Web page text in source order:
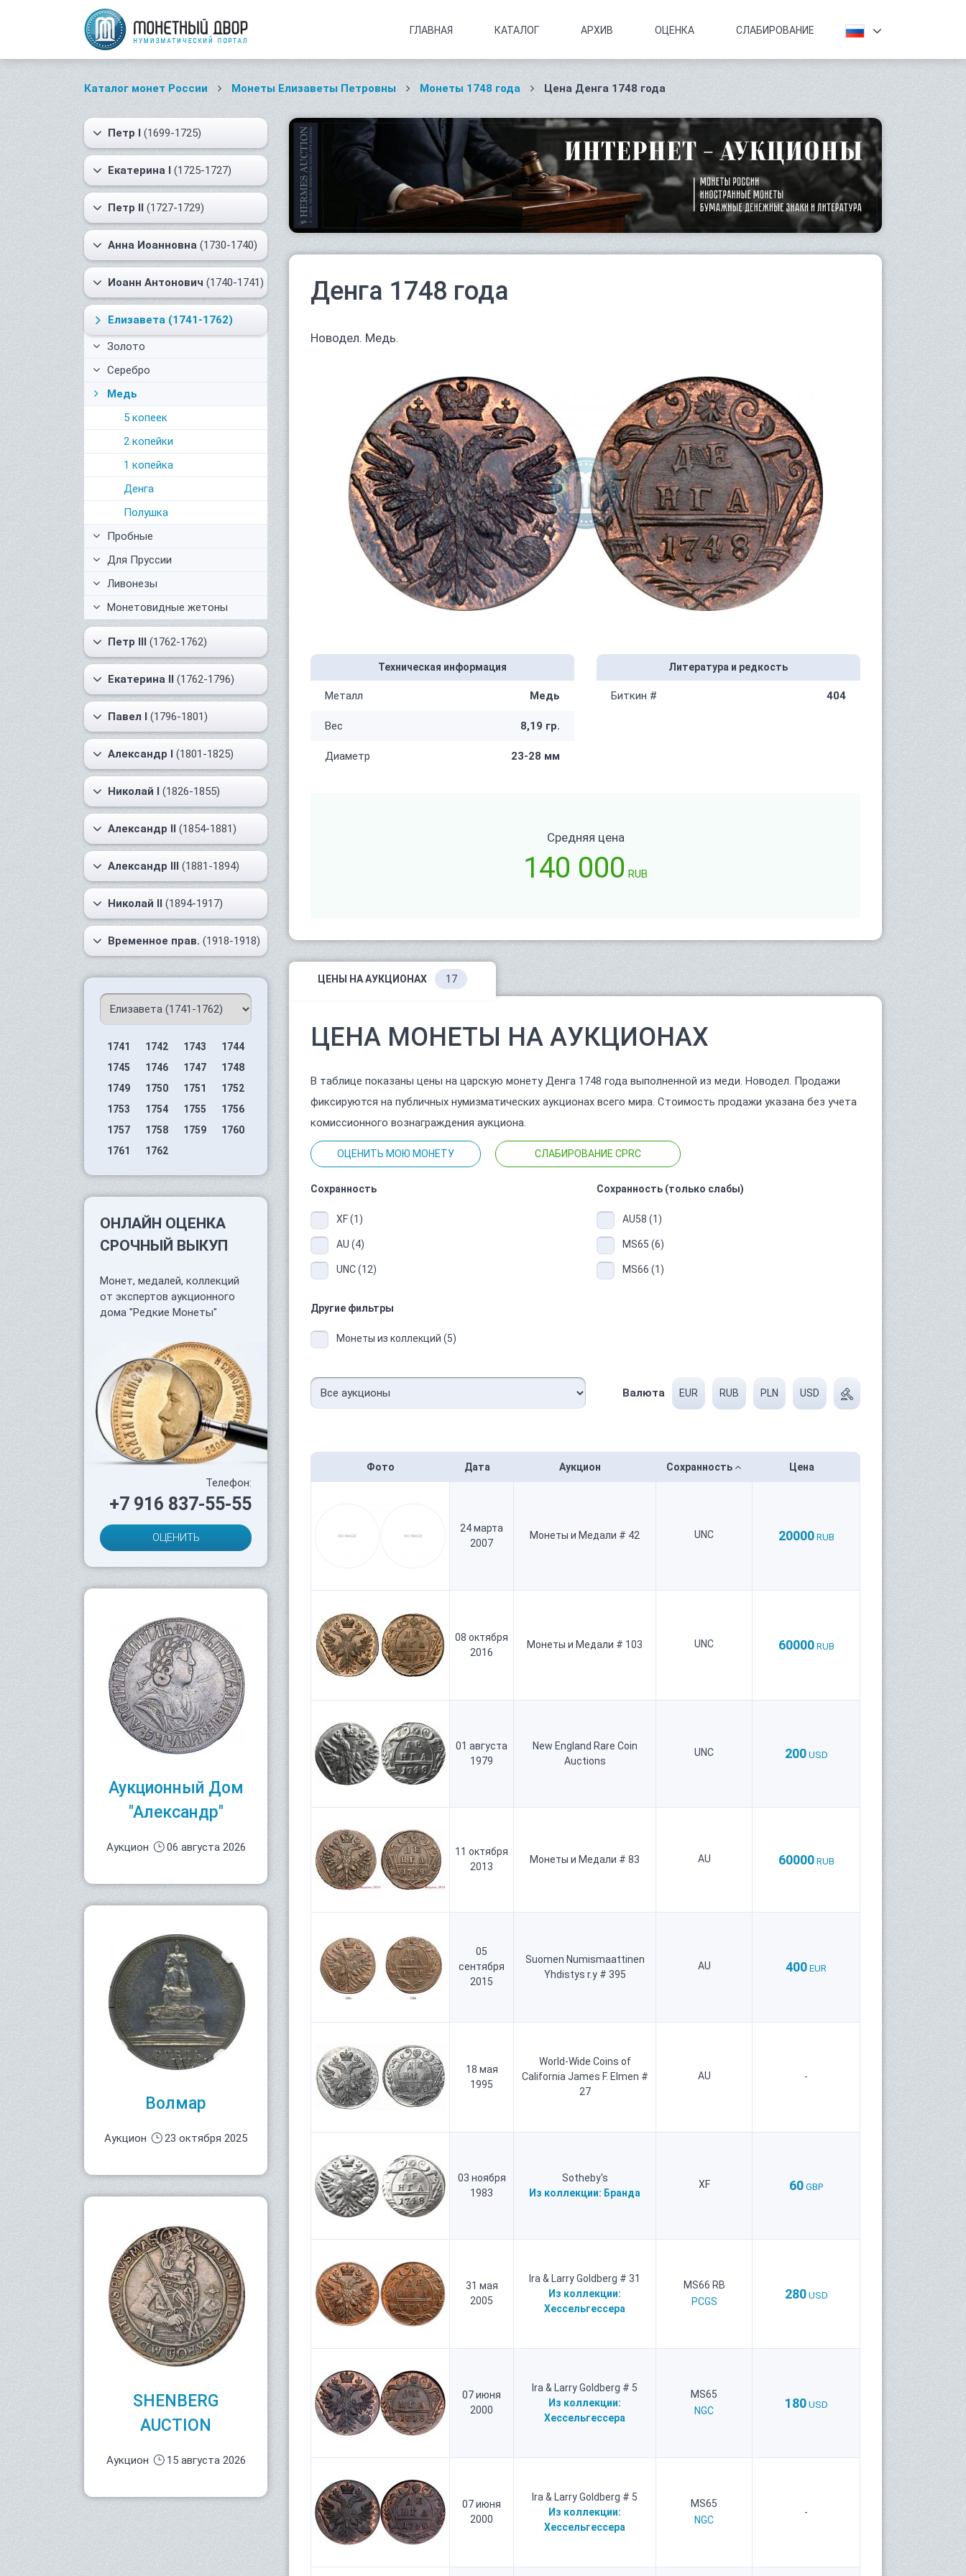
ГЛАВНАЯ КАТАЛОГ АРХИВ ОЦЕНКА СЛАБИРОВАНИЕ
Каталог монет России Монеты Елизаветы Петровны Монеты 1748 года Цена Денга 1748 года
Петр I (1699-1725)
Екатерина I (1725-1727)
Петр II (1727-1729)
Анна Иоанновна (1730-1740)
Иоанн Антонович (1740-1741)
Елизавета (1741-1762)
Золото
Серебро
Медь
5 копеек
2 копейки
1 копейка
Денга
Полушка
Пробные
Для Пруссии
Ливонезы
Монетовидные жетоны
Петр III (1762-1762)
Екатерина II (1762-1796)
Павел I (1796-1801)
Александр I (1801-1825)
Николай I (1826-1855)
Александр II (1854-1881)
Александр III (1881-1894)
Николай II (1894-1917)
Временное прав. (1918-1918)
1741 1742 1743
1744
1745
1746 1747
1748
1749
1750 1751
1752
1753
1754 1755
1756
1757
1758 1759
1760
1761
1762
ОНЛАЙН ОЦЕНКА
СРОЧНЫЙ ВЫКУП
Монет, медалей, коллекций
от экспертов аукционного
дома "Редкие Монеты"
Телефон:
+7 916 837-55-55
ОЦЕНИТЬ
Аукционный Дом
"Александр"
Аукцион 06 августа 2026
Волмар
Аукцион 23 октября 2025
SHENBERG
AUCTION
Аукцион 15 августа 2026
Денга 1748 года
Новодел. Медь.
Техническая информация
Металл Медь
Вес 8,19 гр.
Диаметр 23-28 мм
Литература и редкость
Биткин # 404
Средняя цена
140 000 RUB
ЦЕНЫ НА АУКЦИОНАХ 17
ЦЕНА МОНЕТЫ НА АУКЦИОНАХ
В таблице показаны цены на царскую монету Денга 1748 года выполненной из меди. Новодел. Продажи
фиксируются на публичных нумизматических аукционах всего мира. Стоимость продажи указана без учета
комиссионного вознаграждения аукциона.
ОЦЕНИТЬ МОЮ МОНЕТУ СЛАБИРОВАНИЕ CPRC
Сохранность
XF (1)
AU (4)
UNC (12)
Сохранность (только слабы)
AU58 (1)
MS65 (6)
MS66 (1)
Другие фильтры
Монеты из коллекций (5)
Валюта EUR RUB PLN USD
Фото Дата Аукцион Сохранность Цена
24 марта
2007
Монеты и Медали # 42 UNC 20000 RUB
08 октября
2016
Монеты и Медали # 103 UNC 60000 RUB
01 августа
1979
New England Rare Coin
Auctions
UNC 200 USD
11 октября
2013
Монеты и Медали # 83 AU 60000 RUB
05
сентября
2015
Suomen Numismaattinen
Yhdistys r.y # 395
AU 400 EUR
18 мая
1995
World-Wide Coins of
California James F. Elmen #
27
AU -
03 ноября
1983
Sotheby's
Из коллекции: Бранда
XF 60 GBP
31 мая
2005
Ira & Larry Goldberg # 31
Из коллекции:
Хессельгессера
MS66 RB
PCGS
280 USD
07 июня
2000
Ira & Larry Goldberg # 5
Из коллекции:
Хессельгессера
MS65
NGC
180 USD
07 июня
2000
Ira & Larry Goldberg # 5
Из коллекции:
Хессельгессера
MS65
NGC
-